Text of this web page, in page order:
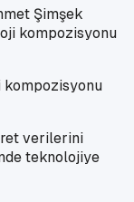
Şimşek
kompozisyonu
verilerini
teknolojiye